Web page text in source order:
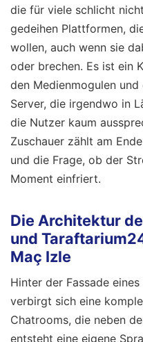
die für viele schlicht
gedeihen Plattformen,
wollen, auch wenn sie
oder brechen. Es ist ein
den Medienmogulen
Server, die irgendwo in
die Nutzer kaum
Zuschauer zählt am
und die Frage, ob der
Moment einfriert.
Die Architektur
und
Maç Izle
Hinter der Fassade
verbirgt sich eine
Chatrooms, die neben
entsteht eine eigene